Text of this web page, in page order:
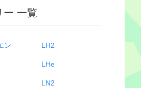
ー 一覧
ン
LH2
LHe
LN2